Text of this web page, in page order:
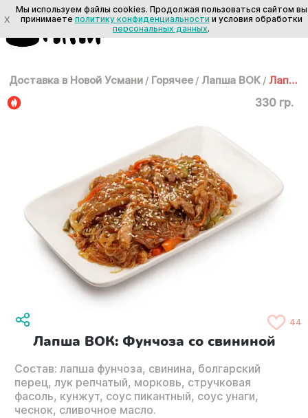
Доставка в Новой Усмани / Горячее / Лапша ВОК / Лапша ВОК: Фунчоза со свининой
330 гр.
44
Лапша ВОК: Фунчоза со свининой
Состав: лапша фунчоза, свинина, болгарский
перец, лук репчатый, морковь, стручковая
фасоль, кунжут, соус пикантный, соус унаги,
чеснок, сливочное масло.
X
Мы используем файлы cookies. Продолжая пользоваться сайтом вы
принимаете политику конфиденциальности и условия обработки
персональных данных.